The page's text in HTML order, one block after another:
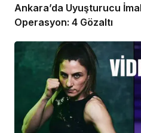
Ankara’da Uyuşturucu
Operasyon: 4 Gözaltı